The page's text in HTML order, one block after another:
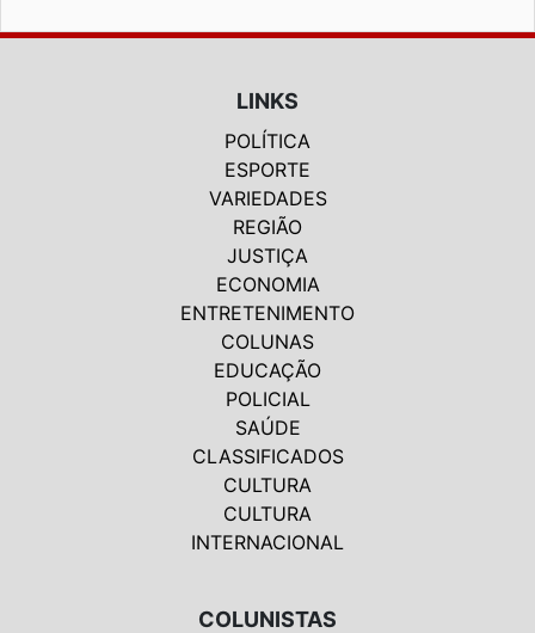
LINKS
POLÍTICA
ESPORTE
VARIEDADES
REGIÃO
JUSTIÇA
ECONOMIA
ENTRETENIMENTO
COLUNAS
EDUCAÇÃO
POLICIAL
SAÚDE
CLASSIFICADOS
CULTURA
CULTURA
INTERNACIONAL
COLUNISTAS